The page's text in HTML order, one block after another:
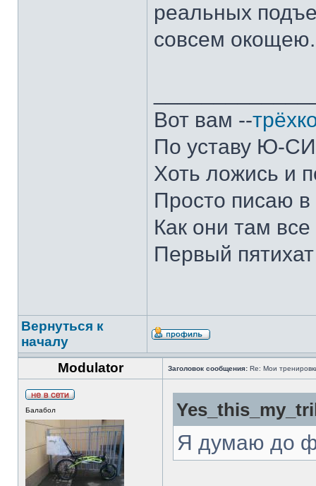
реальных
совсем
Вот вам --
По уставу Ю-
Хоть ложись и
Просто писаю
Как они там
Первый
Вернуться к
началу
Modulator
Заголовок сообщения: Re: Мои
Балабол
Я думаю до